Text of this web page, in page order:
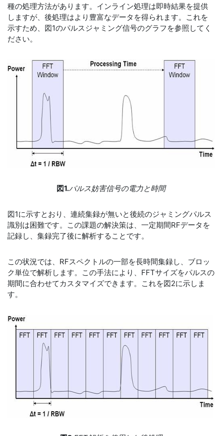
種の処理方法があります。インライン処理は即時結果を提供
しますが、後処理はより豊富なデータを得られます。これを
示すため、図1のパルスジャミング信号のグラフを参照してく
ださい。
図1.パルス妨害信号の電力と時間
図1に示すとおり、連続集録が無いと後続のジャミングパルス
識別は困難です。この課題の解決策は、一定期間RFデータを
記録し、集録完了後に解析することです。
この状況では、RFスペクトルの一部を長時間集録し、ブロッ
ク単位で解析します。この手法により、FFTサイズをパルスの
期間に合わせてカスタマイズできます。これを図2に示しま
す。